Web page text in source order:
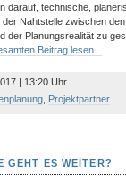
darauf, technische,
der Nahtstelle zwischen
der Planungsrealität zu
Beitrag lesen...
| 13:20 Uhr
Projektpartner
GEHT ES WEITER?